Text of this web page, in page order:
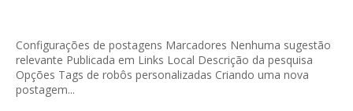
Configurações de postagens Marcadores Nenhuma sugestão
relevante Publicada em Links Local Descrição da pesquisa
Opções Tags de robôs personalizadas Criando uma nova
postagem...